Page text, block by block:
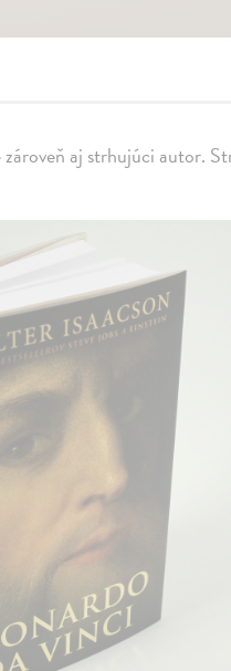
zároveň aj strhujúci autor.